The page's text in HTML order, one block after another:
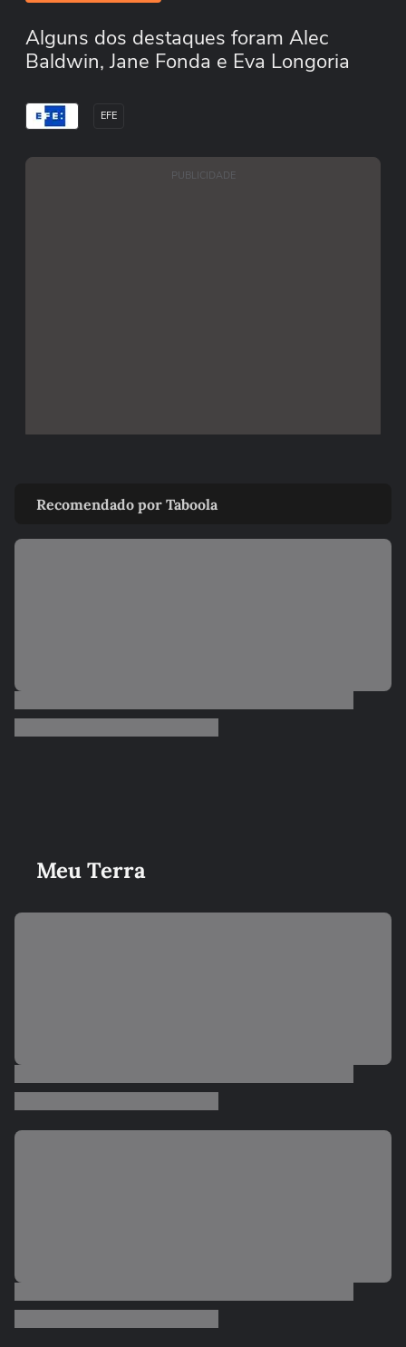
Alguns dos destaques foram Alec
Baldwin, Jane Fonda e Eva Longoria
EFE
PUBLICIDADE
Recomendado por Taboola
Meu Terra